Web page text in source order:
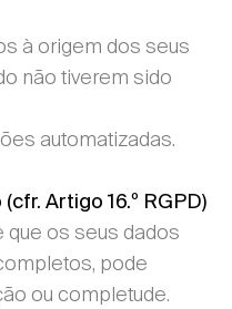
à origem dos seus
não tiverem sido
automatizadas.
Artigo 16.º RGPD)
os seus dados
pode
ou completude.